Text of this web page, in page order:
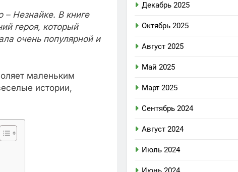
– Незнайке. В книге
героя, который
очень популярной и
маленьким
истории,
Декабрь 2025
Октябрь 2025
Август 2025
Май 2025
Март 2025
Сентябрь 2024
Август 2024
Июль 2024